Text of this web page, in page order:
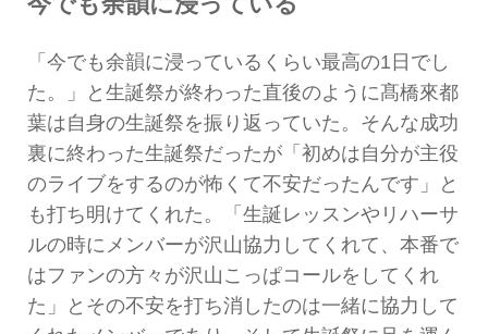
「今でも余韻に浸っているくらい最高の1日でし
た。」と生誕祭が終わった直後のように髙橋來都
葉は自身の生誕祭を振り返っていた。そんな成功
裏に終わった生誕祭だったが「初めは自分が主役
のライブをするのが怖くて不安だったんです」と
も打ち明けてくれた。「生誕レッスンやリハーサ
ルの時にメンバーが沢山協力してくれて、本番で
はファンの方々が沢山こっぱコールをしてくれ
た」とその不安を打ち消したのは一緒に協力して